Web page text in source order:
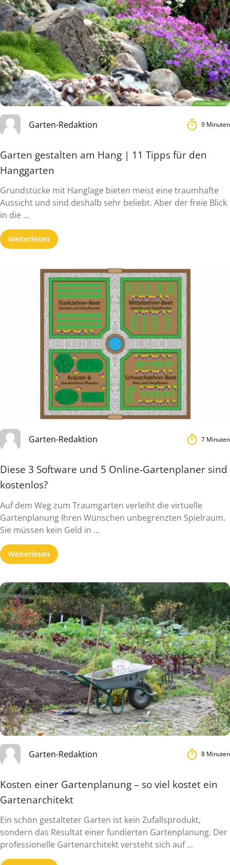
Garten-Redaktion 9 Minuten
Garten gestalten am Hang | 11 Tipps für den
Hanggarten
Grundstücke mit Hanglage bieten meist eine traumhafte
Aussicht und sind deshalb sehr beliebt. Aber der freie Blick
in die ...
Weiterlesen
Garten-Redaktion 7 Minuten
Diese 3 Software und 5 Online-Gartenplaner sind
kostenlos?
Auf dem Weg zum Traumgarten verleiht die virtuelle
Gartenplanung Ihren Wünschen unbegrenzten Spielraum.
Sie müssen kein Geld in ...
Weiterlesen
Garten-Redaktion 8 Minuten
Kosten einer Gartenplanung – so viel kostet ein
Gartenarchitekt
Ein schön gestalteter Garten ist kein Zufallsprodukt,
sondern das Resultat einer fundierten Gartenplanung. Der
professionelle Gartenarchitekt versteht sich auf ...